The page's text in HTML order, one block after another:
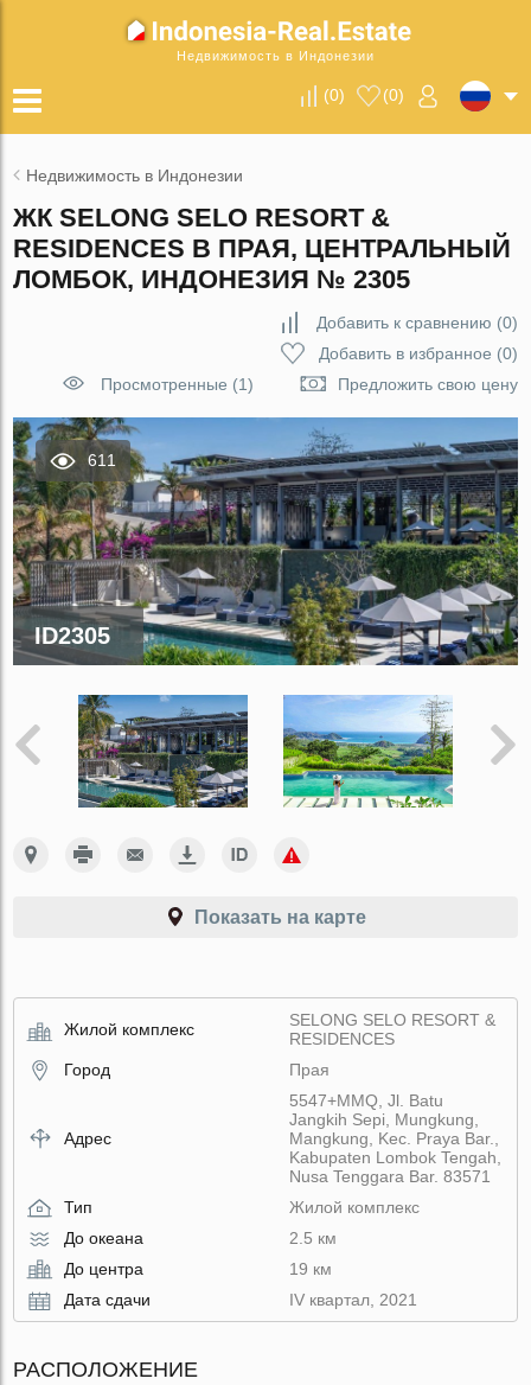
Недвижимость в Индонезии
(0) (0)
Недвижимость в Индонезии
ЖК SELONG SELO RESORT &
RESIDENCES В ПРАЯ, ЦЕНТРАЛЬНЫЙ
ЛОМБОК, ИНДОНЕЗИЯ № 2305
Добавить к сравнению (0)
Добавить в избранное (0)
Просмотренные (1)
Предложить свою цену
611
ID2305
Показать на карте
Жилой комплекс
SELONG SELO RESORT &
RESIDENCES
Город
Прая
Адрес
5547+MMQ, Jl. Batu
Jangkih Sepi, Mungkung,
Mangkung, Kec. Praya Bar.,
Kabupaten Lombok Tengah,
Nusa Tenggara Bar. 83571
Тип
Жилой комплекс
До океана
2.5 км
До центра
19 км
Дата сдачи
IV квартал, 2021
РАСПОЛОЖЕНИЕ